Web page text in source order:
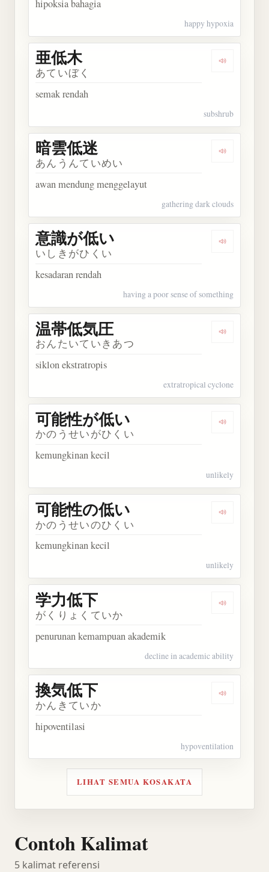
hipoksia bahagia
happy hypoxia
Dengarkan
亜低木
あていぼく
semak rendah
subshrub
Dengarkan
暗雲低迷
あんうんていめい
awan mendung menggelayut
gathering dark clouds
Dengarkan
意識が低い
いしきがひくい
kesadaran rendah
having a poor sense of something
Dengarkan
温帯低気圧
おんたいていきあつ
siklon ekstratropis
extratropical cyclone
Dengarkan
可能性が低い
かのうせいがひくい
kemungkinan kecil
unlikely
Dengarkan
可能性の低い
かのうせいのひくい
kemungkinan kecil
unlikely
Dengarkan
学力低下
がくりょくていか
penurunan kemampuan akademik
decline in academic ability
Dengarkan
換気低下
かんきていか
hipoventilasi
hypoventilation
LIHAT SEMUA KOSAKATA
Contoh Kalimat
5 kalimat referensi